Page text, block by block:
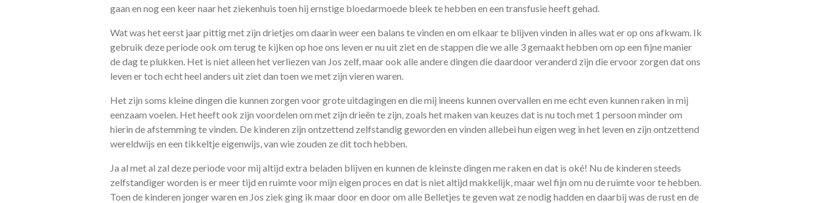
gaan en nog een keer naar het ziekenhuis toen hij ernstige bloedarmoede bleek te hebben en een transfusie heeft gehad.
Wat was het eerst jaar pittig met zijn drietjes om daarin weer een balans te vinden en om elkaar te blijven vinden in alles wat er op ons afkwam. Ik
gebruik deze periode ook om terug te kijken op hoe ons leven er nu uit ziet en de stappen die we alle 3 gemaakt hebben om op een fijne manier
de dag te plukken. Het is niet alleen het verliezen van Jos zelf, maar ook alle andere dingen die daardoor veranderd zijn die ervoor zorgen dat ons
leven er toch echt heel anders uit ziet dan toen we met zijn vieren waren.
Het zijn soms kleine dingen die kunnen zorgen voor grote uitdagingen en die mij ineens kunnen overvallen en me echt even kunnen raken in mij
eenzaam voelen. Het heeft ook zijn voordelen om met zijn drieën te zijn, zoals het maken van keuzes dat is nu toch met 1 persoon minder om
hierin de afstemming te vinden. De kinderen zijn ontzettend zelfstandig geworden en vinden allebei hun eigen weg in het leven en zijn ontzettend
wereldwijs en een tikkeltje eigenwijs, van wie zouden ze dit toch hebben.
Ja al met al zal deze periode voor mij altijd extra beladen blijven en kunnen de kleinste dingen me raken en dat is oké! Nu de kinderen steeds
zelfstandiger worden is er meer tijd en ruimte voor mijn eigen proces en dat is niet altijd makkelijk, maar wel fijn om nu de ruimte voor te hebben.
Toen de kinderen jonger waren en Jos ziek ging ik maar door en door om alle Belletjes te geven wat ze nodig hadden en daarbij was de rust en de